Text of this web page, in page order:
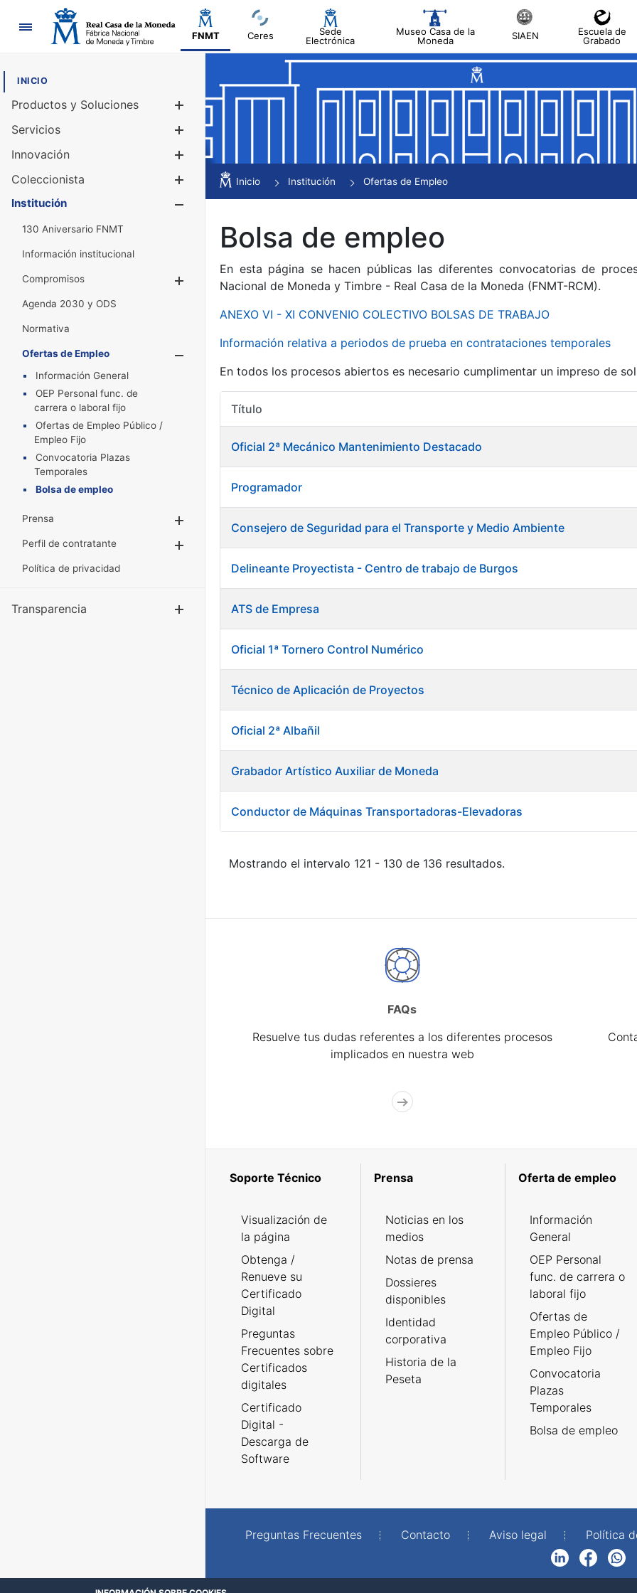
Navegación
FNMT Ceres
Sede
Electrónica
Museo Casa de la
Moneda
SIAEN
Escuela de
Grabado
INICIO
Productos y Soluciones
Mostrar/Ocultar
Servicios
Innovación
Coleccionista
Mostrar/Ocultar
Institución
130 Aniversario FNMT
Información institucional
Compromisos
Mostrar/Ocultar
Agenda 2030 y ODS
Normativa
Ofertas de Empleo
Información General
OEP Personal func. de
carrera o laboral fijo
Ofertas de Empleo Público /
Empleo Fijo
Convocatoria Plazas
Temporales
Bolsa de empleo
Prensa
Perfil de contratante
Política de privacidad
Transparencia Mostrar/Ocultar
Inicio Institución Ofertas de Empleo
Bolsa de empleo
En esta página se hacen públicas las diferentes convocatorias de
Nacional de Moneda y Timbre - Real Casa de la Moneda (FNMT-RCM).
ANEXO VI - XI CONVENIO COLECTIVO BOLSAS DE TRABAJO
Información relativa a periodos de prueba en contrataciones temporales
En todos los procesos abiertos es necesario cumplimentar un impreso de
Título
Oficial 2ª Mecánico Mantenimiento Destacado
Programador
Consejero de Seguridad para el Transporte y Medio Ambiente
Delineante Proyectista - Centro de trabajo de Burgos
ATS de Empresa
Oficial 1ª Tornero Control Numérico
Técnico de Aplicación de Proyectos
Oficial 2ª Albañil
Grabador Artístico Auxiliar de Moneda
Conductor de Máquinas Transportadoras-Elevadoras
Mostrando el intervalo 121 - 130 de 136 resultados.
FAQs
Resuelve tus dudas referentes a los diferentes procesos
implicados en nuestra web
Soporte Técnico
Visualización de
la página
Obtenga /
Renueve su
Certificado
Digital
Preguntas
Frecuentes sobre
Certificados
digitales
Certificado
Digital -
Descarga de
Software
Prensa
Noticias en los
medios
Notas de prensa
Dossieres
disponibles
Identidad
corporativa
Historia de la
Peseta
Oferta de empleo
Información
General
OEP Personal
func. de carrera o
laboral fijo
Ofertas de
Empleo Público /
Empleo Fijo
Convocatoria
Plazas
Temporales
Bolsa de empleo
Preguntas Frecuentes Contacto Aviso legal Política
FacebookWhatsApp